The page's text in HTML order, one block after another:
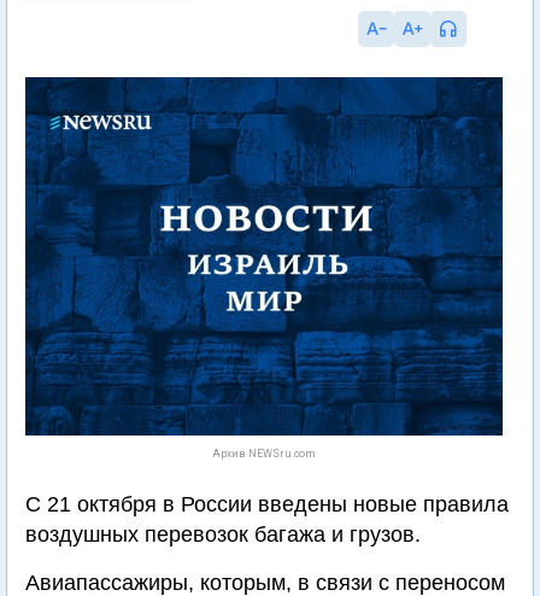
Архив NEWSru.com
С 21 октября в России введены новые правила
воздушных перевозок багажа и грузов.
Авиапассажиры, которым, в связи с переносом